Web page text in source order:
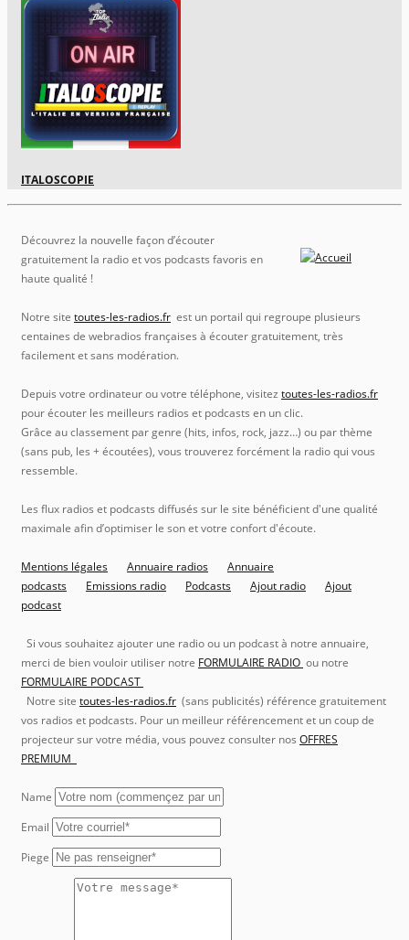
ITALOSCOPIE
Découvrez la nouvelle façon d’écouter
gratuitement la radio et vos podcasts favoris en
haute qualité !
Notre site toutes-les-radios.fr est un portail qui regroupe plusieurs
centaines de webradios françaises à écouter gratuitement, très
facilement et sans modération.
Depuis votre ordinateur ou votre téléphone, visitez toutes-les-radios.fr
pour écouter les meilleurs radios et podcasts en un clic.
Grâce au classement par genre (hits, infos, rock, jazz…) ou par thème
(sans pub, les + écoutées), vous trouverez forcément la radio qui vous
ressemble.
Les flux radios et podcasts diffusés sur le site bénéficient d'une qualité
maximale afin d’optimiser le son et votre confort d'écoute.
Mentions légales Annuaire radios
Annuaire
podcasts
Emissions radio Podcasts Ajout radio
Ajout
podcast
Si vous souhaitez ajouter une radio ou un podcast à notre annuaire,
merci de bien vouloir utiliser notre FORMULAIRE RADIO ou notre
FORMULAIRE PODCAST
Notre site toutes-les-radios.fr (sans publicités) référence gratuitement
vos radios et podcasts. Pour un meilleur référencement et un coup de
projecteur sur votre média, vous pouvez consulter nos OFFRES
PREMIUM
Name
Email
Piege